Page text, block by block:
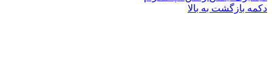
دکمه بازگشت به بالا